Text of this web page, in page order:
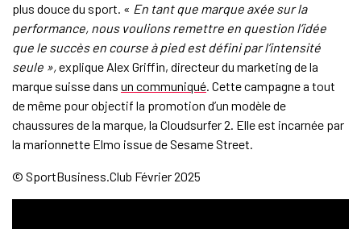
plus douce du sport. « En tant que marque axée sur la
performance, nous voulions remettre en question l’idée
que le succès en course à pied est défini par l’intensité
seule »,explique Alex Griffin, directeur du marketing de la
marque suisse dans un communiqué. Cette campagne a tout
de même pour objectif la promotion d’un modèle de
chaussures de la marque, la Cloudsurfer 2. Elle est incarnée par
la marionnette Elmo issue de Sesame Street.
© SportBusiness.Club Février 2025